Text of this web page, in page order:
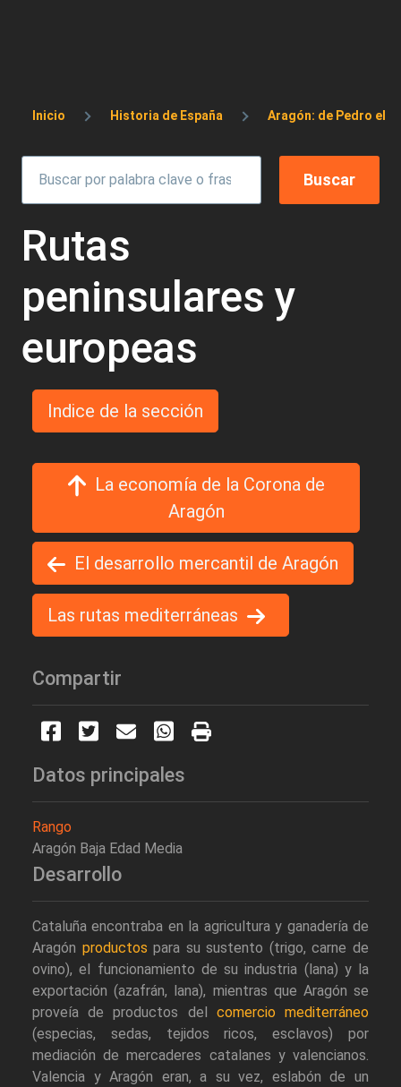
Sobrescribir enlaces de ayuda a la
Inicio Historia de España Aragón: de Pedro el
Rutas
peninsulares y
europeas
Indice de la sección
La economía de la Corona de
Aragón
El desarrollo mercantil de Aragón
Las rutas mediterráneas
Compartir
Datos principales
Rango
Aragón Baja Edad Media
Desarrollo
Cataluña encontraba en la agricultura y ganadería de
Aragón productos para su sustento (trigo, carne de
ovino), el funcionamiento de su industria (lana) y la
exportación (azafrán, lana), mientras que Aragón se
proveía de productos del comercio mediterráneo
(especias, sedas, tejidos ricos, esclavos) por
mediación de mercaderes catalanes y valencianos.
Valencia y Aragón eran, a su vez, eslabón de un